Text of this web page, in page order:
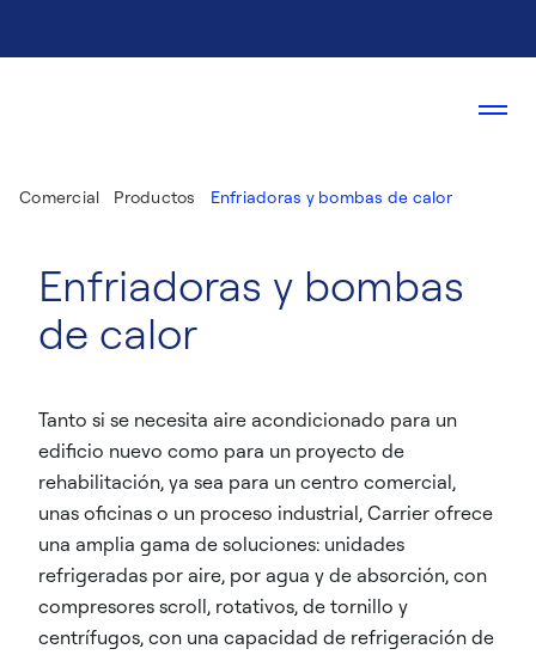
Comercial Productos Enfriadoras y bombas de calor
Enfriadoras y bombas
de calor
Tanto si se necesita aire acondicionado para un
edificio nuevo como para un proyecto de
rehabilitación, ya sea para un centro comercial,
unas oficinas o un proceso industrial, Carrier ofrece
una amplia gama de soluciones: unidades
refrigeradas por aire, por agua y de absorción, con
compresores scroll, rotativos, de tornillo y
centrífugos, con una capacidad de refrigeración de